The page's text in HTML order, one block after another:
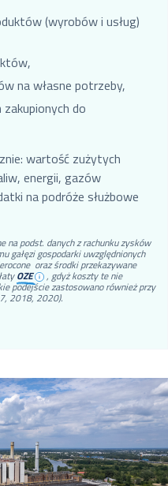
(wyrobów i usług)
na własne potrzeby,
do
wartość zużytych
energii, gazów
na podróże służbowe
na podst. danych z rachunku zysków
gałęzi gospodarki uwzględnionych
oraz środki przekazywane
OZE , gdyż koszty te nie
podejście zastosowano również przy
2018, 2020).